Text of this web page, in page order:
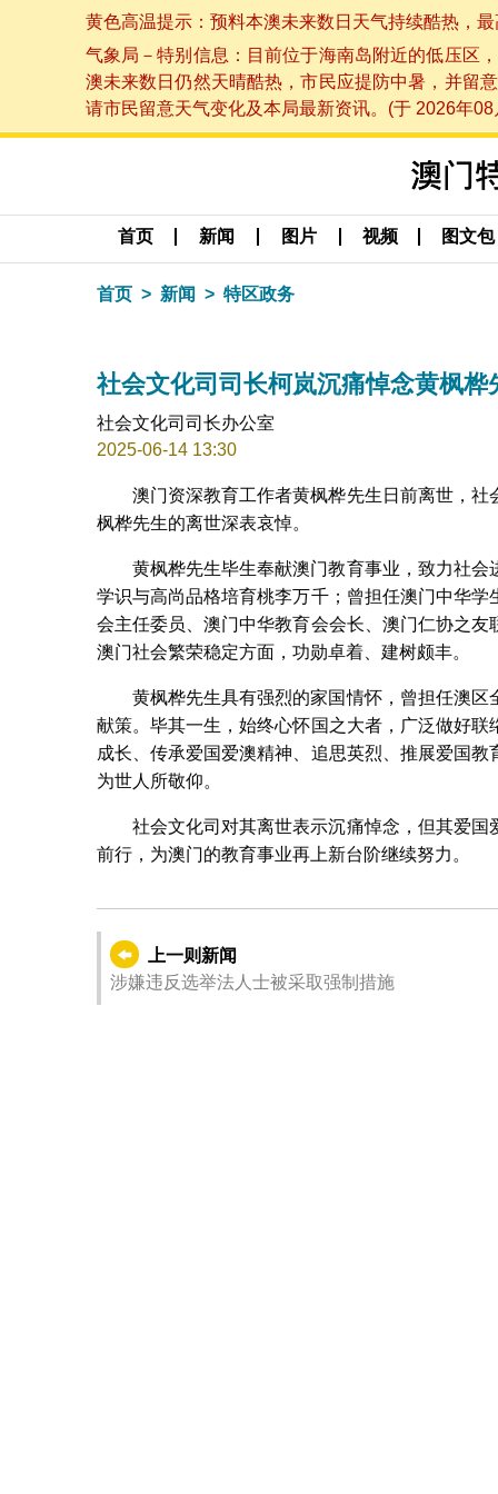
黄色高温提示：预料本澳未来数日天气持续酷热，
气象局－特别信息：目前位于海南岛附近的低压区
澳未来数日仍然天晴酷热，市民应提防中暑，并留
请市民留意天气变化及本局最新资讯。(于 2026年
首页 新闻 图片 视频 图文包
首页 新闻 特区政务
社会文化司司长柯岚沉痛悼念黄枫桦
社会文化司司长办公室
2025-06-14 13:30
澳门资深教育工作者黄枫桦先生日前离世，
枫桦先生的离世深表哀悼。
黄枫桦先生毕生奉献澳门教育事业，致力社
学识与高尚品格培育桃李万千；曾担任澳门中华
会主任委员、澳门中华教育会会长、澳门仁协之
澳门社会繁荣稳定方面，功勋卓着、建树颇丰。
黄枫桦先生具有强烈的家国情怀，曾担任澳
献策。毕其一生，始终心怀国之大者，广泛做好
成长、传承爱国爱澳精神、追思英烈、推展爱国
为世人所敬仰。
社会文化司对其离世表示沉痛悼念，但其爱
前行，为澳门的教育事业再上新台阶继续努力。
上一则新闻
涉嫌违反选举法人士被采取强制措施